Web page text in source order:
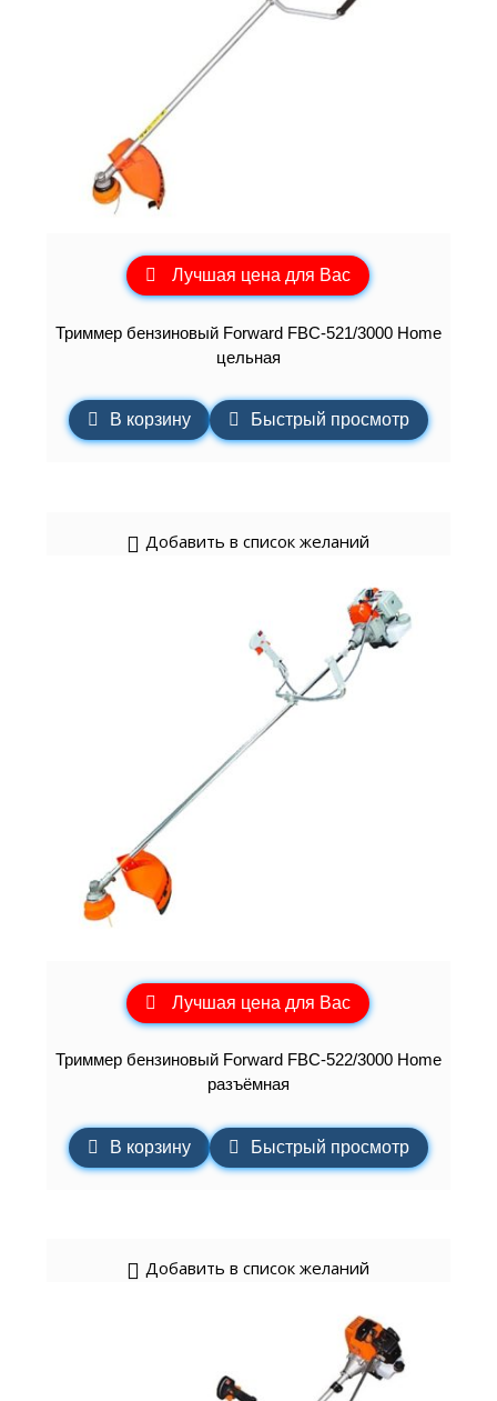
Лучшая цена для Вас
Триммер бензиновый Forward FBC-521/3000 Home
цельная
В корзину Быстрый просмотр
Добавить в список желаний
Лучшая цена для Вас
Триммер бензиновый Forward FBC-522/3000 Home
разъёмная
В корзину Быстрый просмотр
Добавить в список желаний